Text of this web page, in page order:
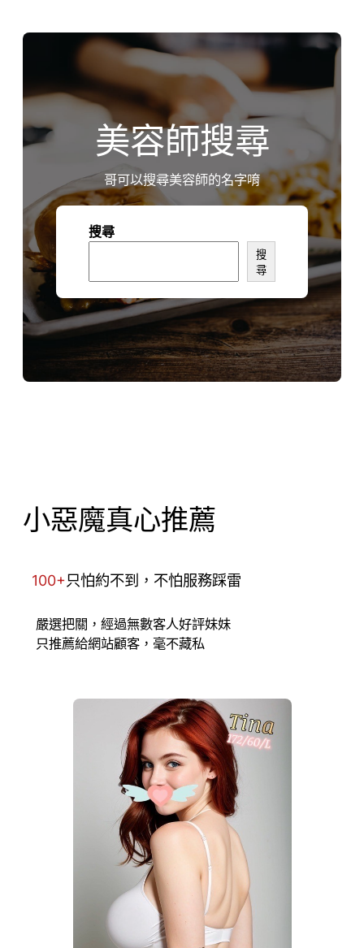
美容師搜尋
哥可以搜尋美容師的名字唷
搜尋
搜
尋
小惡魔真心推薦
100+只怕約不到，不怕服務踩雷
嚴選把關，經過無數客人好評妹妹
只推薦給網站顧客，毫不藏私